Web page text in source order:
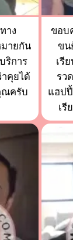
าง
ายกัน
ริการ
คุยได้
ณครับ
ขอบ
ขน
เรี
รว
แฮป
เรี